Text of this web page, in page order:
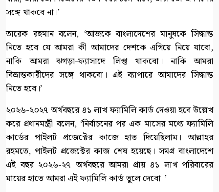
সঙ্গে থাকবে না।’
তারেক রহমান বলেন, ‘আজকে বাংলাদেশের মানুষকে সিদ্ধান্ত
নিতে হবে যে আমরা কী আমাদের দেশকে এগিয়ে নিয়ে যাবো,
নাকি আমরা ঝগড়া-ফ্যাসাদে লিপ্ত থাকবো। নাকি আমরা
বিভ্রান্তকারীদের সঙ্গে থাকবো। এই ব্যাপারে আমাদের সিদ্ধান্ত
নিতে হবে।’
২০২৬-২০২৭ অর্থবছরে ৪১ লাখ ফ্যামিলি কার্ড দেওয়া হবে উল্লেখ
করে প্রধানমন্ত্রী বলেন, ‘নির্বাচনের পর এক মাসের মধ্যে ফ্যামিলি
কার্ডের পাইলট প্রজেক্টের কাজে হাত দিয়েছিলাম। আল্লাহর
রহমতে, পাইলট প্রজেক্টের কাজ শেষ হয়েছে। সমগ্র বাংলাদেশে
এই বছর ২০২৬-২৭ অর্থবছরে আমরা প্রায় ৪১ লাখ পরিবারের
মায়ের হাতে আমরা এই ফ্যামিলি কার্ড তুলে দেবো।’